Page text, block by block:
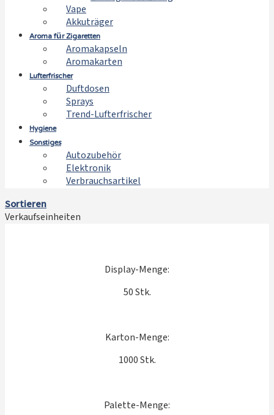
Vape
Akkuträger
Aroma für Zigaretten
Aromakapseln
Aromakarten
Lufterfrischer
Duftdosen
Sprays
Trend-Lufterfrischer
Hygiene
Sonstiges
Autozubehör
Elektronik
Verbrauchsartikel
Sortieren
Verkaufseinheiten
Display-Menge:
50 Stk.
Karton-Menge:
1000 Stk.
Palette-Menge: